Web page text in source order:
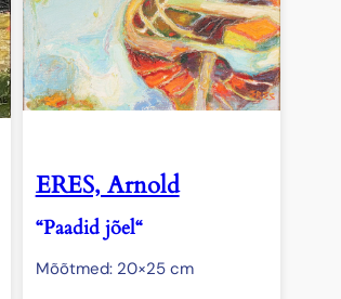
ERES, Arnold
“Paadid jõel“
Mõõtmed: 20×25 cm